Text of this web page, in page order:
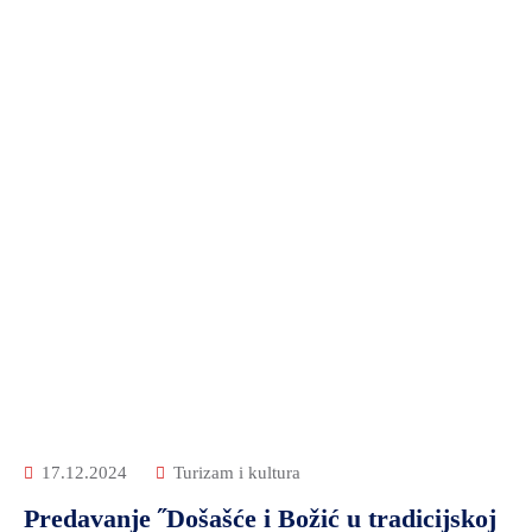
17.12.2024 Turizam i kultura
Predavanje ˝Došašće i Božić u tradicijskoj